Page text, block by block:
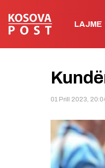
LAJME
01 Prill 2023,